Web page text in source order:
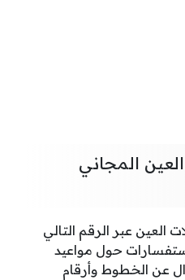
المجاني
عبر الرقم التالي
حول مواعيد
عن الخطوط وأرقام